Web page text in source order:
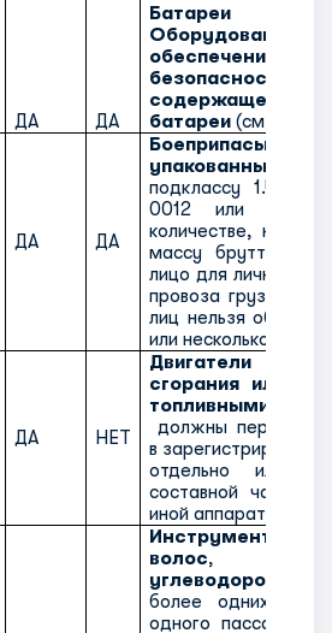
ДА ДА
Батареи
обеспечения
безопасности,
содержащее
батареи (см. п.
ДА ДА
Боеприпасы,
упакованные
подклассу 1.4S,
0012 или ООН
количестве, не
массу брутто 5
лицо для личных
провоза груза для
лиц нельзя
или несколько
ДА НЕТ
Двигатели
сгорания или
топливными
должны
в
отдельно или в
составной части
иной аппаратуры.
Инструменты
волос,
углеводородный
более одних (1)
одного пассажира